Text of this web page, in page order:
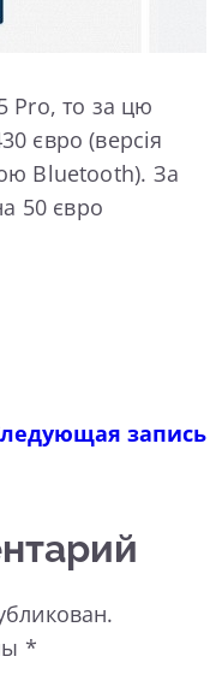
Pro, то за цю
євро (версія
Bluetooth). За
50 євро
запись
*